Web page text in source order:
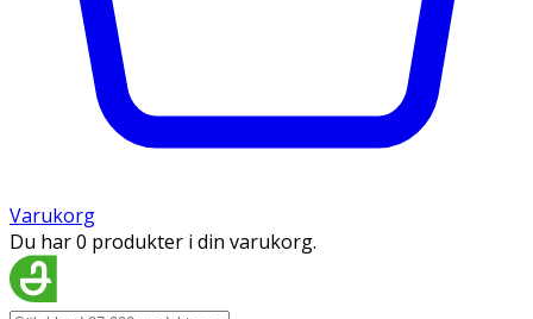
Varukorg
Du har 0 produkter i din varukorg.